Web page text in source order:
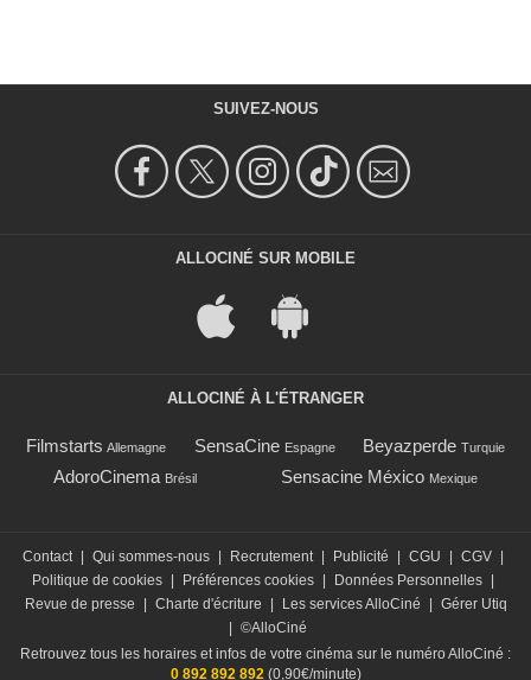
SUIVEZ-NOUS
ALLOCINÉ SUR MOBILE
ALLOCINÉ À L'ÉTRANGER
Filmstarts Allemagne SensaCine Espagne Beyazperde Turquie
AdoroCinema Brésil Sensacine México Mexique
Contact | Qui sommes-nous | Recrutement | Publicité | CGU | CGV |
Politique de cookies | Préférences cookies | Données Personnelles |
Revue de presse
| Charte d'écriture | Les services AlloCiné | Gérer Utiq
| ©AlloCiné
Retrouvez tous les horaires et infos de votre cinéma sur le numéro AlloCiné :
0 892 892 892(0,90€/minute)